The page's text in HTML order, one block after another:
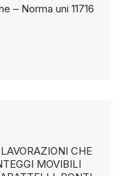
– Norma uni 11716
CHE
MOVIBILI